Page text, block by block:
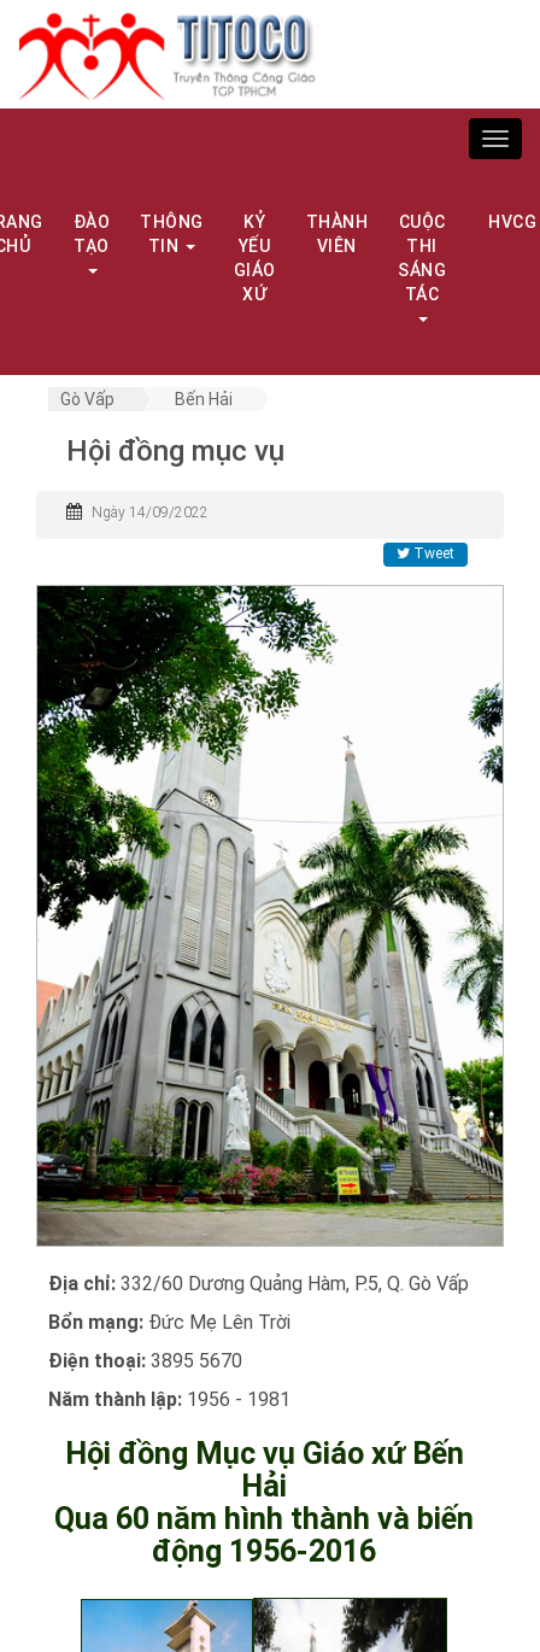
ĐÀO
TẠO
THÔNG
TIN
KỶ
YẾU
GIÁO
XỨ
THÀNH
VIÊN
CUỘC
THI
SÁNG
TÁC
HVCG
Gò Vấp Bến Hải
Hội đồng mục vụ
Ngày 14/09/2022
Tweet
Địa chỉ: 332/60 Dương Quảng Hàm, P.5, Q. Gò Vấp
Bổn mạng: Đức Mẹ Lên Trời
Điện thoại: 3895 5670
Năm thành lập: 1956 - 1981
Hội đồng Mục vụ Giáo xứ Bến
Hải
Qua 60 năm hình thành và biến
động 1956-2016